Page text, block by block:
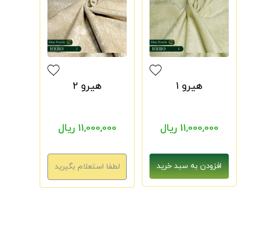
هیرو 1
11,000,000 ریال
هیرو 2
11,000,000 ریال